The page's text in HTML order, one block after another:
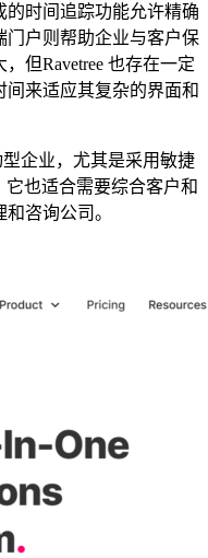
时间追踪功能允许精确
门户则帮助企业与客户保
但Ravetree 也存在一定
来适应其复杂的界面和
型企业，尤其是采用敏捷
也适合需要综合客户和
咨询公司。